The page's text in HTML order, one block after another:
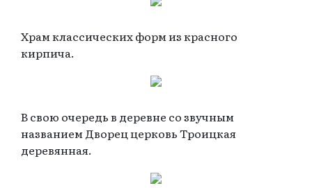
Храм классических форм из красного
кирпича.
В свою очередь в деревне со звучным
названием Дворец церковь Троицкая
деревянная.